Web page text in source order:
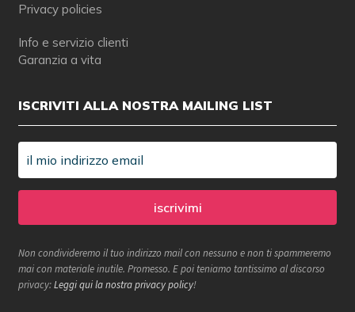
Privacy policies
Info e servizio clienti
Garanzia a vita
ISCRIVITI ALLA NOSTRA MAILING LIST
Non condivideremo il tuo indirizzo mail con nessuno e non ti spammeremo
mai con materiale inutile. Promesso. E poi teniamo tantissimo al discorso
privacy:Leggi qui la nostra privacy policy!